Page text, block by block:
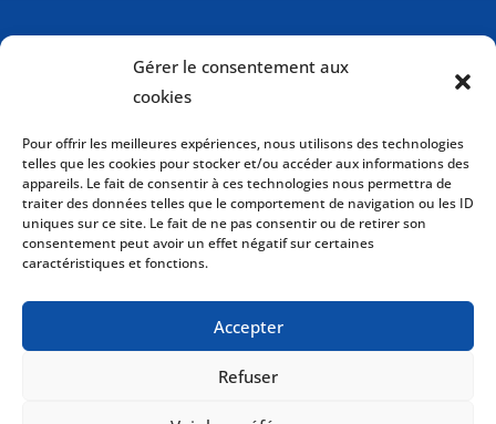
Gérer le consentement aux
cookies
Pour offrir les meilleures expériences, nous utilisons des technologies
telles que les cookies pour stocker et/ou accéder aux informations des
appareils. Le fait de consentir à ces technologies nous permettra de
traiter des données telles que le comportement de navigation ou les ID
uniques sur ce site. Le fait de ne pas consentir ou de retirer son
consentement peut avoir un effet négatif sur certaines
caractéristiques et fonctions.
Accepter
Refuser
Politique de confidentialité